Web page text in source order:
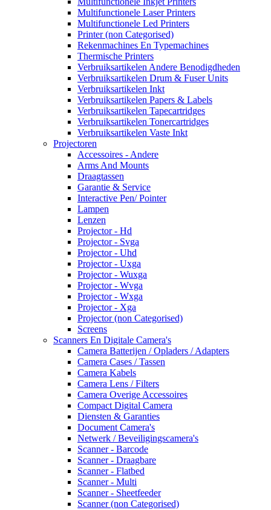
Multifunctionele Laser Printers
Multifunctionele Led Printers
Printer (non Categorised)
Rekenmachines En Typemachines
Thermische Printers
Verbruiksartikelen Andere Benodigdheden
Verbruiksartikelen Drum & Fuser Units
Verbruiksartikelen Inkt
Verbruiksartikelen Papers & Labels
Verbruiksartikelen Tapecartridges
Verbruiksartikelen Tonercartridges
Verbruiksartikelen Vaste Inkt
Projectoren
Accessoires - Andere
Arms And Mounts
Draagtassen
Garantie & Service
Interactive Pen/ Pointer
Lampen
Lenzen
Projector - Hd
Projector - Svga
Projector - Uhd
Projector - Uxga
Projector - Wuxga
Projector - Wvga
Projector - Wxga
Projector - Xga
Projector (non Categorised)
Screens
Scanners En Digitale Camera's
Camera Batterijen / Opladers / Adapters
Camera Cases / Tassen
Camera Kabels
Camera Lens / Filters
Camera Overige Accessoires
Compact Digital Camera
Diensten & Garanties
Document Camera's
Netwerk / Beveiligingscamera's
Scanner - Barcode
Scanner - Draagbare
Scanner - Flatbed
Scanner - Multi
Scanner - Sheetfeeder
Scanner (non Categorised)